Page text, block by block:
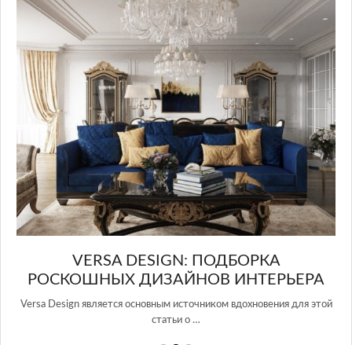
для этой
GLAZOV DESIGN GROUP –
ПОДХОД К ДИЗАЙНУ
Glazov Design Group- это одна из лучших студий дизайна
в Росси…